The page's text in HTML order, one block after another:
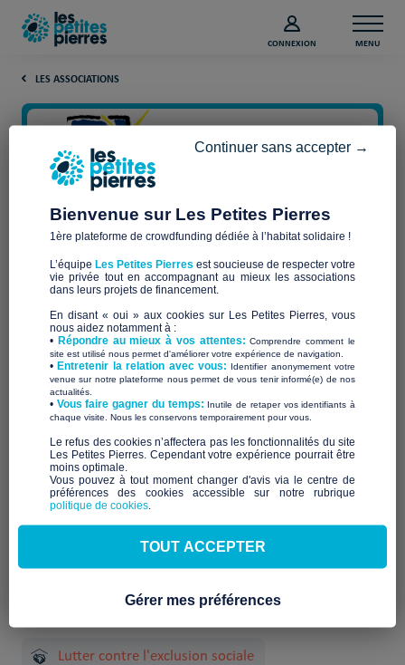
CONNEXION MENU
LES ASSOCIATIONS
Emmaüs Thouars
Qui sommes-nous ?
Communauté Emmaüs Thouars
2 Projet(s) réalisé(s)
Lutter contre l'exclusion sociale
Bienvenue sur Les Petites Pierres
1ère plateforme de crowdfunding dédiée à l’habitat solidaire !
L’équipe Les Petites Pierres est soucieuse de respecter votre
vie privée tout en accompagnant au mieux les associations
dans leurs projets de financement.
En disant « oui » aux cookies sur Les Petites Pierres, vous
nous aidez notamment à :
• Répondre au mieux à vos attentes:Comprendre comment le
site est utilisé nous permet d'améliorer votre expérience de navigation.
•Entretenir la relation avec vous: Identifier anonymement votre
venue sur notre plateforme nous permet de vous tenir informé(e) de nos
actualités.
​• Vous faire gagner du temps: Inutile de retaper vos identifiants à
chaque visite. Nous les conservons temporairement pour vous.
​Le refus des cookies n’affectera pas les fonctionnalités du site
Les Petites Pierres. Cependant votre expérience pourrait être
moins optimale.​
Vous pouvez à tout moment changer d'avis via le centre de
préférences des cookies accessible sur notre rubrique
politique de cookies
Continuer sans accepter →
TOUT ACCEPTER
Gérer mes préférences